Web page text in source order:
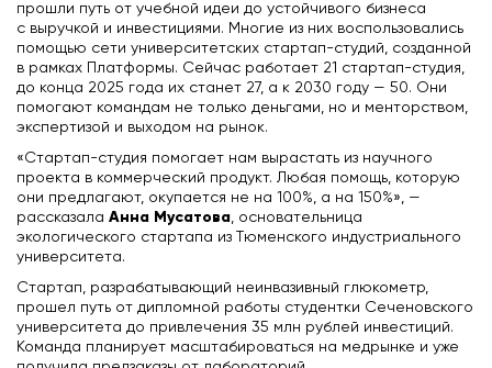
прошли путь от учебной идеи до устойчивого бизнеса
с выручкой и инвестициями. Многие из них воспользовались
помощью сети университетских стартап-студий, созданной
в рамках Платформы. Сейчас работает 21 стартап-студия,
до конца 2025 года их станет 27, а к 2030 году — 50. Они
помогают командам не только деньгами, но и менторством,
экспертизой и выходом на рынок.
«Стартап-студия помогает нам вырастать из научного
проекта в коммерческий продукт. Любая помощь, которую
они предлагают, окупается не на 100%, а на 150%», —
рассказала Анна Мусатова, основательница
экологического стартапа из Тюменского индустриального
университета.
Стартап, разрабатывающий неинвазивный глюкометр,
прошел путь от дипломной работы студентки Сеченовского
университета до привлечения 35 млн рублей инвестиций.
Команда планирует масштабироваться на медрынке и уже